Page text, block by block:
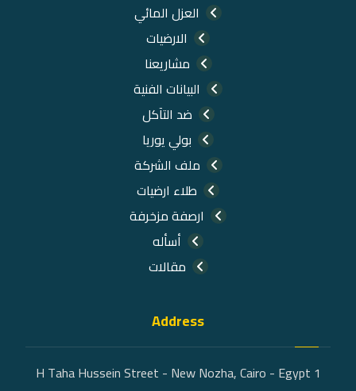
العزل المائي
الارضيات
مشاريعنا
البيانات الفنية
ضد التآكل
بولي يوريا
ملف الشركة
طلاء ارضيات
ارصفة مزخرفة
أسأله
مقالات
Address
1 H Taha Hussein Street - New Nozha, Cairo - Egypt